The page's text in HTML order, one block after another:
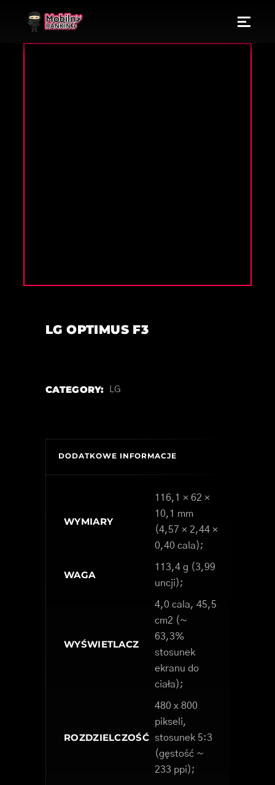
LG OPTIMUS F3
CATEGORY: LG
DODATKOWE INFORMACJE
WYMIARY
116,1 × 62 ×
10,1 mm
(4,57 × 2,44 ×
0,40 cala);
WAGA
113,4 g (3,99
uncji);
WYŚWIETLACZ
4,0 cala, 45,5
cm2 (~
63,3%
stosunek
ekranu do
ciała);
ROZDZIELCZOŚĆ
480 x 800
pikseli,
stosunek 5:3
(gęstość ~
233 ppi);